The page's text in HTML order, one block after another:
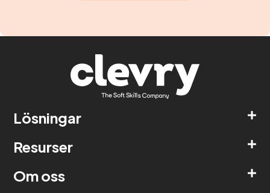
Lösningar
Resurser
Om oss